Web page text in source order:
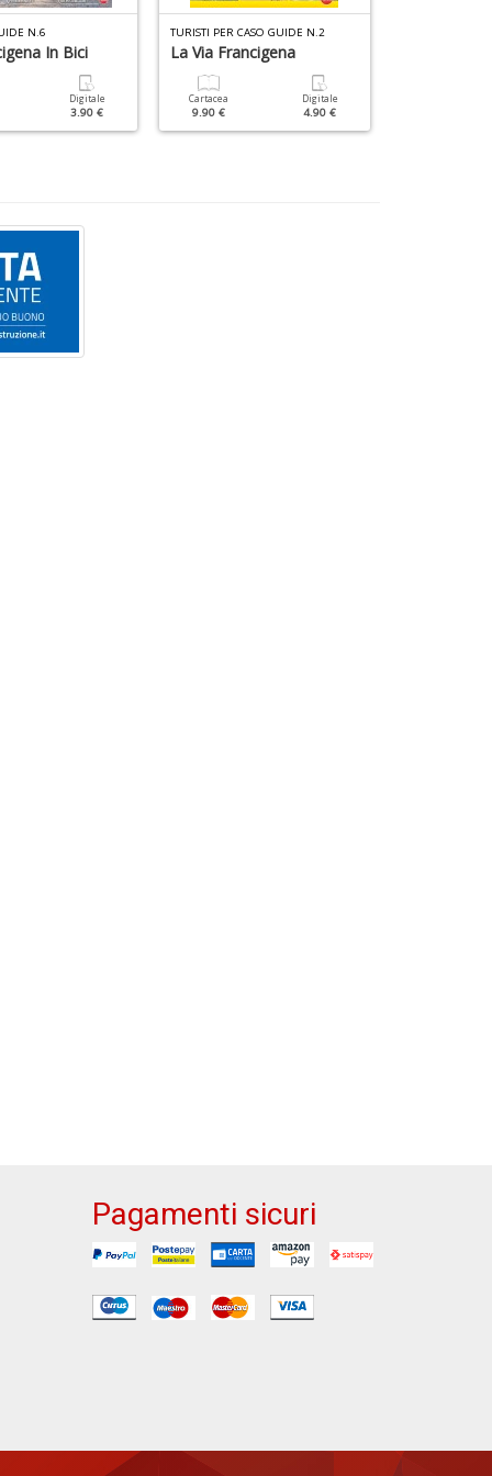
N.6
In Bici
Digitale
3.90 €
TURISTI PER CASO GUIDE N.2
La Via Francigena
Cartacea
9.90 €
Digitale
4.90 €
Pagamenti sicuri